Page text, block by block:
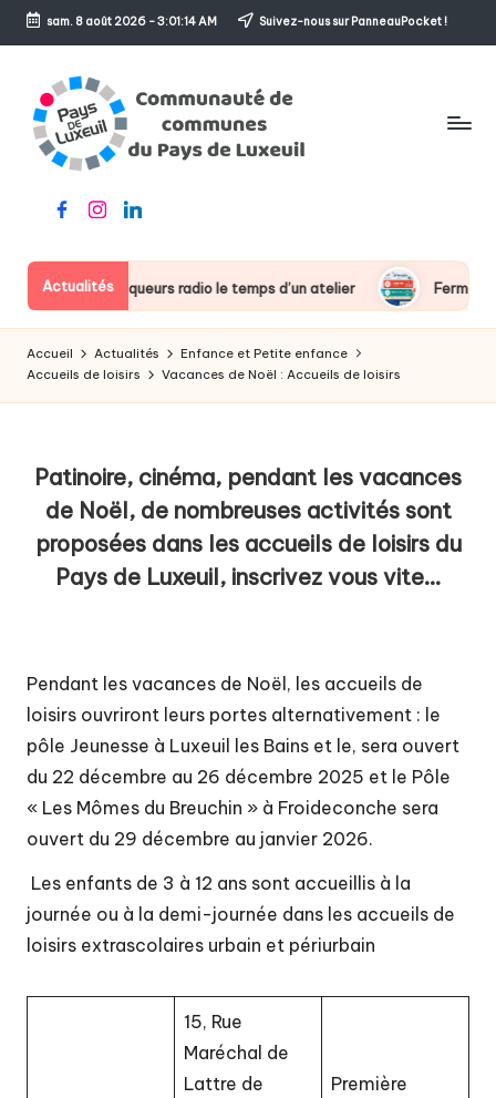
Skip
content
sam. 8 août 2026-3:01:15 AM Suivez-nous sur PanneauPocket !
m
m
u
n
u
é
o
m
m
u
n
e
s
d
u
sens
l'accueil
FacebookInstagramLinkedin
Actualités
des chroniqueurs radio le temps d’un atelier Fermeture
Accueil Actualités
Enfance et Petite enfance
Accueils de loisirs
Vacances de Noël : Accueils de loisirs
Patinoire, cinéma, pendant les vacances
de Noël, de nombreuses activités sont
proposées dans les accueils de loisirs du
Pays de Luxeuil, inscrivez vous vite…
Pendant les vacances de Noël, les accueils de
loisirs ouvriront leurs portes alternativement : le
pôle Jeunesse à Luxeuil les Bains et le, sera ouvert
du 22 décembre au 26 décembre 2025 et le Pôle
« Les Mômes du Breuchin » à Froideconche sera
ouvert du 29 décembre au janvier 2026.
Les enfants de 3 à 12 ans sont accueillis à la
journée ou à la demi-journée dans les accueils de
loisirs extrascolaires urbain et périurbain
15, Rue
Maréchal de
Lattre de
Première